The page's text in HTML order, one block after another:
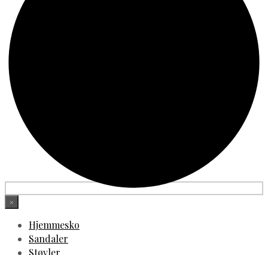
×
Hjemmesko
Sandaler
Støvler